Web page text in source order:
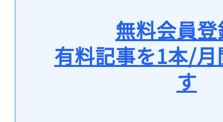
無料会員
有料記事を1本/
す